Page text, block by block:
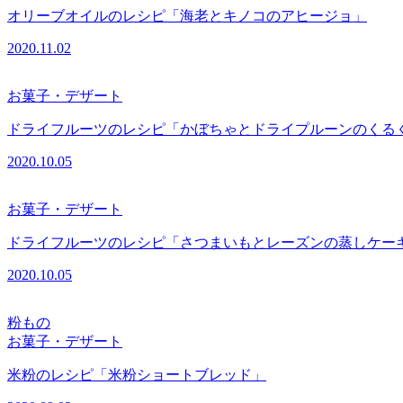
オリーブオイルのレシピ「海老とキノコのアヒージョ」
2020.11.02
お菓子・デザート
ドライフルーツのレシピ「かぼちゃとドライプルーンのくる
2020.10.05
お菓子・デザート
ドライフルーツのレシピ「さつまいもとレーズンの蒸しケー
2020.10.05
粉もの
お菓子・デザート
米粉のレシピ「米粉ショートブレッド」